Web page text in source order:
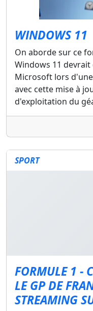
WINDOWS 11
On aborde sur ce
Windows 11 devrait
Microsoft lors
avec cette mise à
d'exploitation du
SPORT
FORMULE 1 -
LE GP DE
STREAMING